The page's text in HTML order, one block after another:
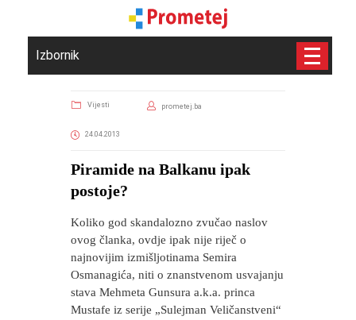
Izbornik
Vijesti prometej.ba
24.04.2013
Piramide na Balkanu ipak
postoje?
Koliko god skandalozno zvučao naslov
ovog članka, ovdje ipak nije riječ o
najnovijim izmišljotinama Semira
Osmanagića, niti o znanstvenom usvajanju
stava Mehmeta Gunsura a.k.a. princa
Mustafe iz serije „Sulejman Veličanstveni“